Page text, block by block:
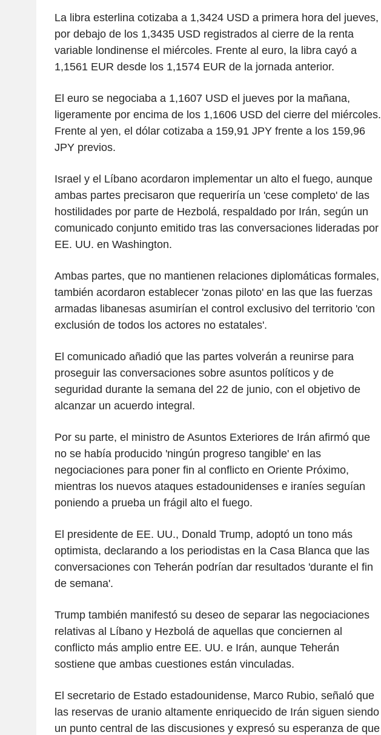
La libra esterlina cotizaba a 1,3424 USD a primera hora del jueves,
por debajo de los 1,3435 USD registrados al cierre de la renta
variable londinense el miércoles. Frente al euro, la libra cayó a
1,1561 EUR desde los 1,1574 EUR de la jornada anterior.
El euro se negociaba a 1,1607 USD el jueves por la mañana,
ligeramente por encima de los 1,1606 USD del cierre del miércoles.
Frente al yen, el dólar cotizaba a 159,91 JPY frente a los 159,96
JPY previos.
Israel y el Líbano acordaron implementar un alto el fuego, aunque
ambas partes precisaron que requeriría un 'cese completo' de las
hostilidades por parte de Hezbolá, respaldado por Irán, según un
comunicado conjunto emitido tras las conversaciones lideradas por
EE. UU. en Washington.
Ambas partes, que no mantienen relaciones diplomáticas formales,
también acordaron establecer 'zonas piloto' en las que las fuerzas
armadas libanesas asumirían el control exclusivo del territorio 'con
exclusión de todos los actores no estatales'.
El comunicado añadió que las partes volverán a reunirse para
proseguir las conversaciones sobre asuntos políticos y de
seguridad durante la semana del 22 de junio, con el objetivo de
alcanzar un acuerdo integral.
Por su parte, el ministro de Asuntos Exteriores de Irán afirmó que
no se había producido 'ningún progreso tangible' en las
negociaciones para poner fin al conflicto en Oriente Próximo,
mientras los nuevos ataques estadounidenses e iraníes seguían
poniendo a prueba un frágil alto el fuego.
El presidente de EE. UU., Donald Trump, adoptó un tono más
optimista, declarando a los periodistas en la Casa Blanca que las
conversaciones con Teherán podrían dar resultados 'durante el fin
de semana'.
Trump también manifestó su deseo de separar las negociaciones
relativas al Líbano y Hezbolá de aquellas que conciernen al
conflicto más amplio entre EE. UU. e Irán, aunque Teherán
sostiene que ambas cuestiones están vinculadas.
El secretario de Estado estadounidense, Marco Rubio, señaló que
las reservas de uranio altamente enriquecido de Irán siguen siendo
un punto central de las discusiones y expresó su esperanza de que